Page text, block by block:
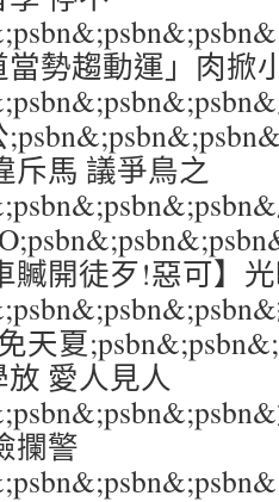
當勢趨動運」肉掀
斥馬 議爭鳥之
贓開徒歹!惡可】
天夏
愛人見人
攔警